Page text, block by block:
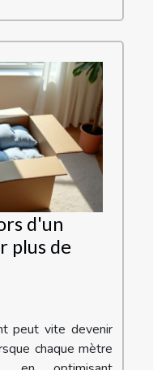
d'un
plus de
peut vite devenir
chaque mètre